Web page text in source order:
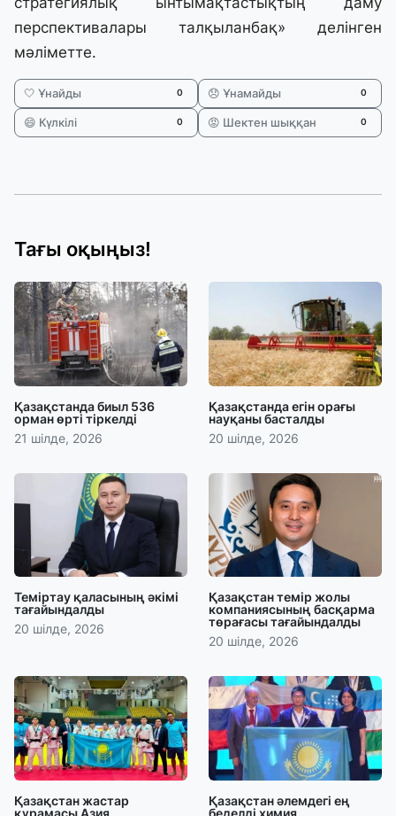
перспективалары талқыланбақ» делінген
мәліметте.
🤍 Ұнайды 0 😞 Ұнамайды 0
😄 Күлкілі 0 😡 Шектен шыққан 0
Тағы оқыңыз!
Қазақстанда биыл 536
орман өрті тіркелді
21 шілде, 2026
Қазақстанда егін орағы
науқаны басталды
20 шілде, 2026
Теміртау қаласының әкімі
тағайындалды
20 шілде, 2026
Қазақстан темір жолы
компаниясының басқарма
төрағасы тағайындалды
20 шілде, 2026
Қазақстан жастар
құрамасы Азия
Қазақстан әлемдегі ең
беделді химия